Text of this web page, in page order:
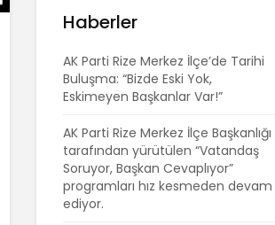
Haberler
AK Parti Rize Merkez İlçe’de Tarihi
Buluşma: “Bizde Eski Yok,
Eskimeyen Başkanlar Var!”
AK Parti Rize Merkez İlçe Başkanlığı
tarafından yürütülen “Vatandaş
Soruyor, Başkan Cevaplıyor”
programları hız kesmeden devam
ediyor.